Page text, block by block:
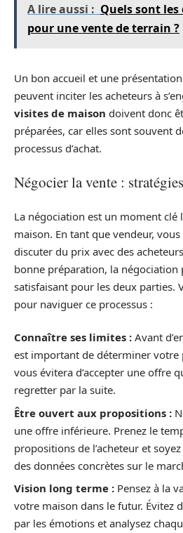
A lire aussi : Quels sont
pour une vente de terrain ?
Un bon accueil et une
peuvent inciter les acheteurs à
visites de maison doivent donc
préparées, car elles sont souvent
processus d’achat.
Négocier la vente :
La négociation est un moment clé
maison. En tant que vendeur, vous
discuter du prix avec des
bonne préparation, la négociation
satisfaisant pour les deux parties.
pour naviguer ce processus :
Connaître ses limites : Avant
est important de déterminer votre
vous évitera d’accepter une offre
regretter par la suite.
Être ouvert aux propositions :
une offre inférieure. Prenez le
propositions de l’acheteur et
des données concrètes sur le
Vision long terme : Pensez à la
votre maison dans le futur. Évitez
par les émotions et analysez